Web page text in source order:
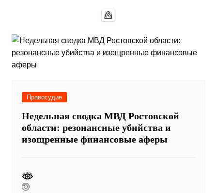
Правосудие
Недельная сводка МВД Ростовской
области: резонансные убийства и
изощренные финансовые аферы